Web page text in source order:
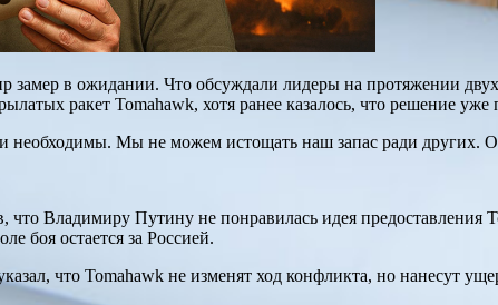
замер в ожидании. Что обсуждали лидеры на протяжении
ракет Tomahawk, хотя ранее казалось, что решение уже
Мы не можем истощать наш запас ради
Владимиру Путину не понравилась идея предоставления
боя остается за Россией.
что Tomahawk не изменят ход конфликта, но нанесут